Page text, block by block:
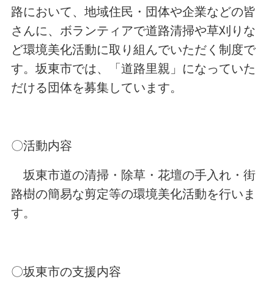
路において、地域住民・団体や企業などの皆
さんに、ボランティアで道路清掃や草刈りな
ど環境美化活動に取り組んでいただく制度で
す。坂東市では、「道路里親」になっていた
だける団体を募集しています。
〇活動内容
坂東市道の清掃・除草・花壇の手入れ・街
路樹の簡易な剪定等の環境美化活動を行いま
す。
〇坂東市の支援内容